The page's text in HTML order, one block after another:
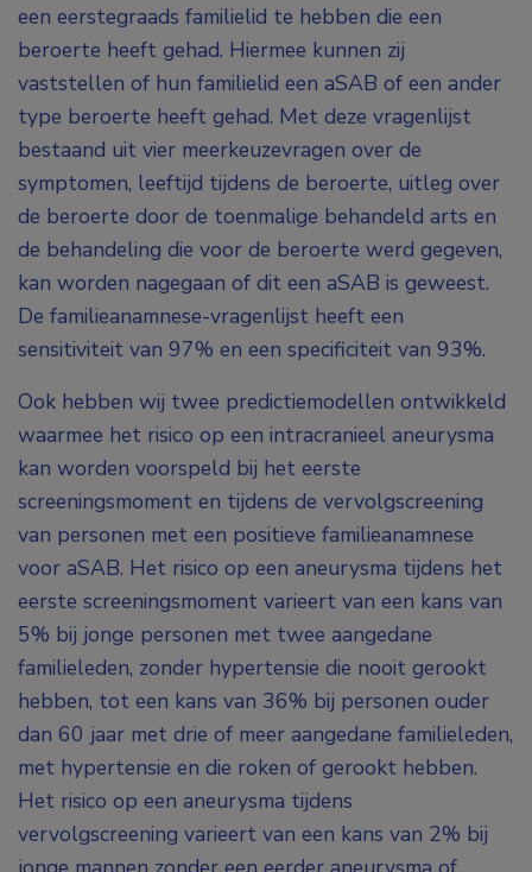
een eerstegraads familielid te hebben die een
beroerte heeft gehad. Hiermee kunnen zij
vaststellen of hun familielid een aSAB of een ander
type beroerte heeft gehad. Met deze vragenlijst
bestaand uit vier meerkeuzevragen over de
symptomen, leeftijd tijdens de beroerte, uitleg over
de beroerte door de toenmalige behandeld arts en
de behandeling die voor de beroerte werd gegeven,
kan worden nagegaan of dit een aSAB is geweest.
De familieanamnese-vragenlijst heeft een
sensitiviteit van 97% en een specificiteit van 93%.
Ook hebben wij twee predictiemodellen ontwikkeld
waarmee het risico op een intracranieel aneurysma
kan worden voorspeld bij het eerste
screeningsmoment en tijdens de vervolgscreening
van personen met een positieve familieanamnese
voor aSAB. Het risico op een aneurysma tijdens het
eerste screeningsmoment varieert van een kans van
5% bij jonge personen met twee aangedane
familieleden, zonder hypertensie die nooit gerookt
hebben, tot een kans van 36% bij personen ouder
dan 60 jaar met drie of meer aangedane familieleden,
met hypertensie en die roken of gerookt hebben.
Het risico op een aneurysma tijdens
vervolgscreening varieert van een kans van 2% bij